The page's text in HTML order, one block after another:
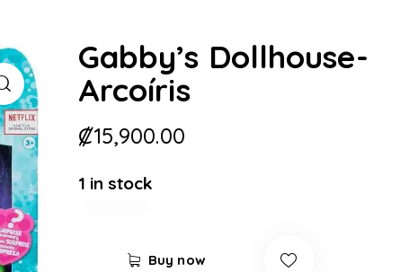
Gabby’s Dollhouse-
Arcoíris
₡15,900.00
1 in stock
Buy now